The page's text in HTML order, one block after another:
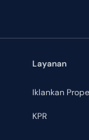
Layanan
Iklankan
KPR